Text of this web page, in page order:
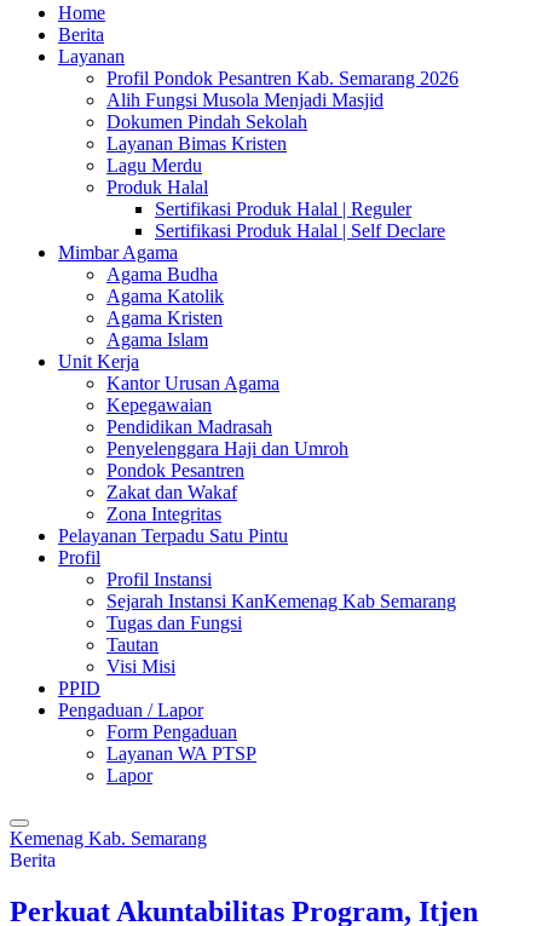
Home
Berita
Layanan
Profil Pondok Pesantren Kab. Semarang 2026
Alih Fungsi Musola Menjadi Masjid
Dokumen Pindah Sekolah
Layanan Bimas Kristen
Lagu Merdu
Produk Halal
Sertifikasi Produk Halal | Reguler
Sertifikasi Produk Halal | Self Declare
Mimbar Agama
Agama Budha
Agama Katolik
Agama Kristen
Agama Islam
Unit Kerja
Kantor Urusan Agama
Kepegawaian
Pendidikan Madrasah
Penyelenggara Haji dan Umroh
Pondok Pesantren
Zakat dan Wakaf
Zona Integritas
Pelayanan Terpadu Satu Pintu
Profil
Profil Instansi
Sejarah Instansi KanKemenag Kab Semarang
Tugas dan Fungsi
Tautan
Visi Misi
PPID
Pengaduan / Lapor
Form Pengaduan
Layanan WA PTSP
Lapor
Kemenag Kab. Semarang
Berita
Perkuat Akuntabilitas Program, Itjen